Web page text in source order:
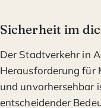
Sicherheit im
Der Stadtverkehr in
Herausforderung für
und unvorhersehbar
entscheidender